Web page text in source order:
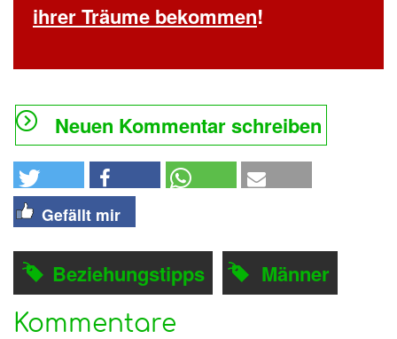
ihrer Träume bekommen!
Neuen Kommentar schreiben
Gefällt mir
Beziehungstipps
Männer
Kommentare